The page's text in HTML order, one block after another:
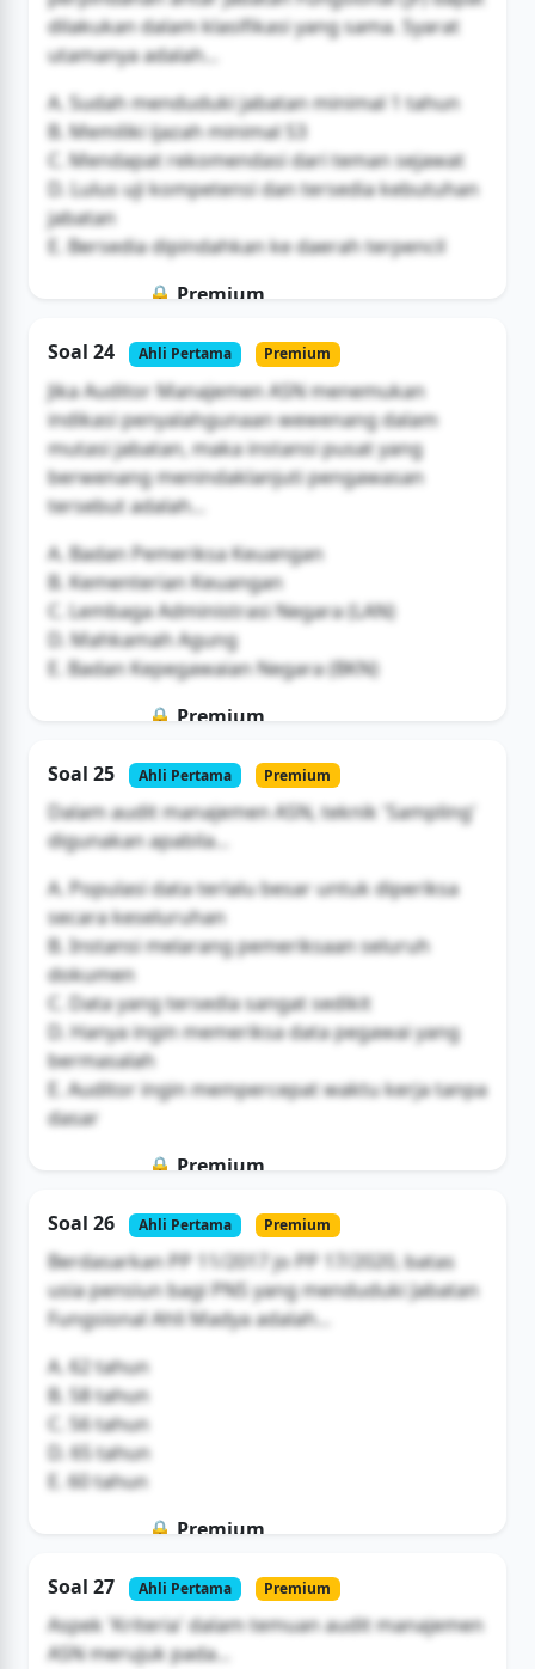
dilakukan dalam klasifikasi yang sama. Syarat
utamanya adalah...
A. Sudah menduduki jabatan minimal 1 tahun
B. Memiliki ijazah minimal S3
C. Mendapat rekomendasi dari teman sejawat
D. Lulus uji kompetensi dan tersedia kebutuhan
jabatan
E. Bersedia dipindahkan ke daerah terpencil
🔒 Premium
Buka Akses
Soal 24 Ahli Pertama Premium
Jika Auditor Manajemen ASN menemukan
indikasi penyalahgunaan wewenang dalam
mutasi jabatan, maka instansi pusat yang
berwenang menindaklanjuti pengawasan
tersebut adalah...
A. Badan Pemeriksa Keuangan
B. Kementerian Keuangan
C. Lembaga Administrasi Negara (LAN)
D. Mahkamah Agung
E. Badan Kepegawaian Negara (BKN)
🔒 Premium
Buka Akses
Soal 25 Ahli Pertama Premium
Dalam audit manajemen ASN, teknik 'Sampling'
digunakan apabila...
A. Populasi data terlalu besar untuk diperiksa
secara keseluruhan
B. Instansi melarang pemeriksaan seluruh
dokumen
C. Data yang tersedia sangat sedikit
D. Hanya ingin memeriksa data pegawai yang
bermasalah
E. Auditor ingin mempercepat waktu kerja tanpa
dasar
🔒 Premium
Buka Akses
Soal 26 Ahli Pertama Premium
Berdasarkan PP 11/2017 jo PP 17/2020, batas
usia pensiun bagi PNS yang menduduki Jabatan
Fungsional Ahli Madya adalah...
A. 62 tahun
B. 58 tahun
C. 56 tahun
D. 65 tahun
E. 60 tahun
🔒 Premium
Buka Akses
Soal 27 Ahli Pertama Premium
Aspek 'Kriteria' dalam temuan audit manajemen
ASN merujuk pada...